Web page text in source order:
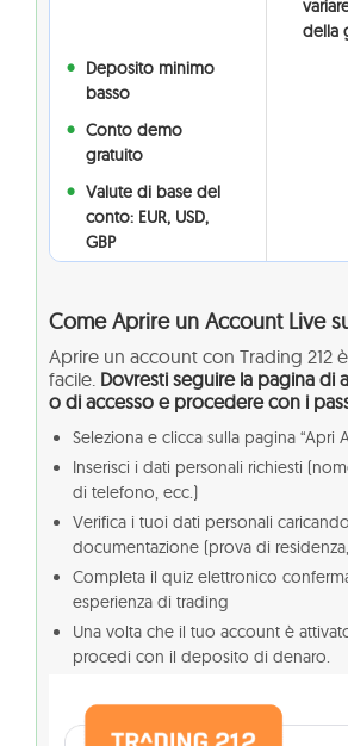
della
Deposito minimo
basso
Conto demo
gratuito
Valute di base del
conto: EUR, USD,
GBP
Come Aprire un Account Live
Aprire un account con Trading 212
facile. Dovresti seguire la pagina di
o di accesso e procedere con i
Seleziona e clicca sulla pagina “Apri
Inserisci i dati personali richiesti
di telefono, ecc.)
Verifica i tuoi dati personali
documentazione (prova di
Completa il quiz elettronico
esperienza di trading
Una volta che il tuo account è
procedi con il deposito di denaro.